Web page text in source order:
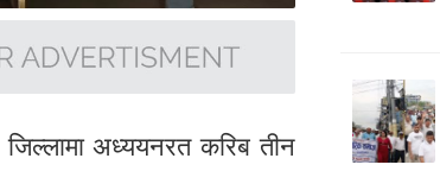
अध्ययनरत करिब तीन